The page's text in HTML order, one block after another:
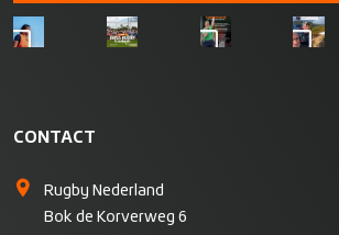
CONTACT
Rugby Nederland
Bok de Korverweg 6